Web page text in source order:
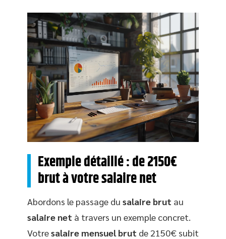
Exemple détaillé : de 2150€
brut à votre salaire net
Abordons le passage du salaire brut au
salaire net à travers un exemple concret.
Votresalaire mensuel brut de 2150€ subit